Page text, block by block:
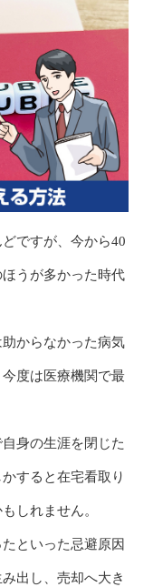
ですが、今から40
うが多かった時代
からなかった病気
度は医療機関で最
身の生涯を閉じた
すると在宅看取り
しれません。
といった忌避原因
出し、売却へ大き